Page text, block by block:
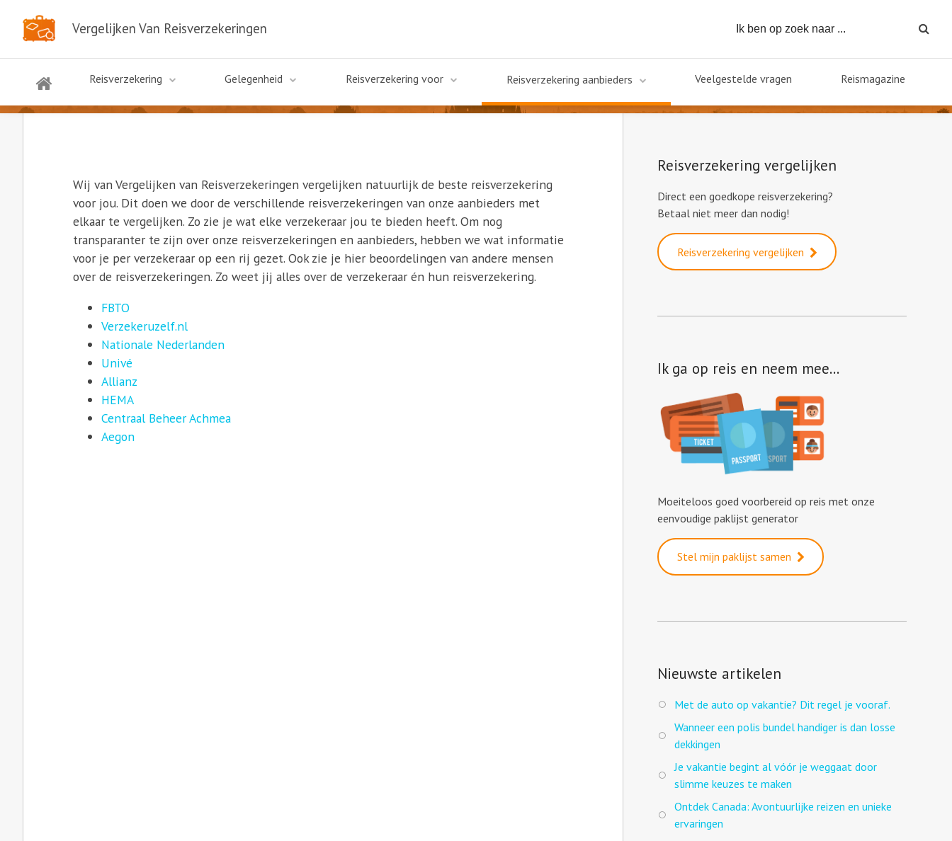
Vergelijken Van Reisverzekeringen
Reisverzekering Gelegenheid Reisverzekering voor Reisverzekering aanbieders Veelgestelde vragen Reismagazine
Reisverzekering aanbieders
Wij van Vergelijken van Reisverzekeringen vergelijken natuurlijk de beste reisverzekering
voor jou. Dit doen we door de verschillende reisverzekeringen van onze aanbieders met
elkaar te vergelijken. Zo zie je wat elke verzekeraar jou te bieden heeft. Om nog
transparanter te zijn over onze reisverzekeringen en aanbieders, hebben we wat informatie
voor je per verzekeraar op een rij gezet. Ook zie je hier beoordelingen van andere mensen
over de reisverzekeringen. Zo weet jij alles over de verzekeraar én hun reisverzekering.
FBTO
Verzekeruzelf.nl
Nationale Nederlanden
Univé
Allianz
HEMA
Centraal Beheer Achmea
Aegon
Reisverzekering vergelijken
Direct een goedkope reisverzekering?
Betaal niet meer dan nodig!
Reisverzekering vergelijken
Ik ga op reis en neem mee…
Moeiteloos goed voorbereid op reis met onze
eenvoudige paklijst generator
Stel mijn paklijst samen
Nieuwste artikelen
Met de auto op vakantie? Dit regel je vooraf.
Wanneer een polis bundel handiger is dan losse
dekkingen
Je vakantie begint al vóór je weggaat door
slimme keuzes te maken
Ontdek Canada: Avontuurlijke reizen en unieke
ervaringen